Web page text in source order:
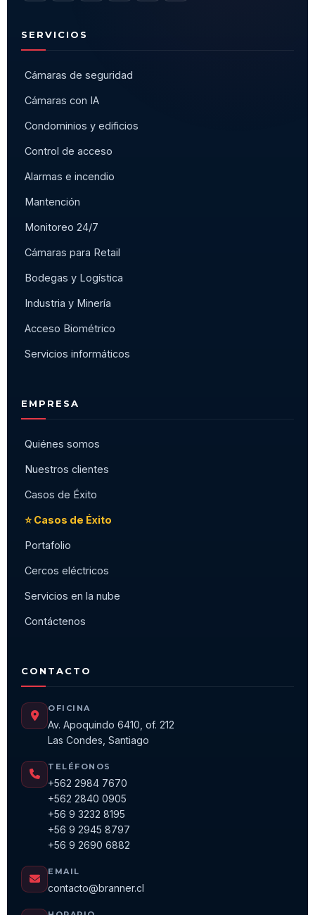
SERVICIOS
Cámaras de seguridad
Cámaras con IA
Condominios y edificios
Control de acceso
Alarmas e incendio
Mantención
Monitoreo 24/7
Cámaras para Retail
Bodegas y Logística
Industria y Minería
Acceso Biométrico
Servicios informáticos
EMPRESA
Quiénes somos
Nuestros clientes
Casos de Éxito
⭐ Casos de Éxito
Portafolio
Cercos eléctricos
Servicios en la nube
Contáctenos
CONTACTO
OFICINA
Av. Apoquindo 6410, of. 212
Las Condes, Santiago
TELÉFONOS
+562 2984 7670
+562 2840 0905
+56 9 3232 8195
+56 9 2945 8797
+56 9 2690 6882
EMAIL
contacto@branner.cl